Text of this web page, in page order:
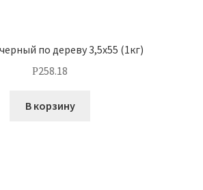
по дереву 3,5х55 (1кг)
Р258.18
В корзину